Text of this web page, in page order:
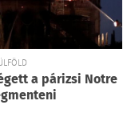
a párizsi Notre